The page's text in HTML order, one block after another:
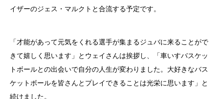
イザーのジェス・マルクトと合流する予定です。
「才能があって元気をくれる選手が集まるジュバに来ることがで
きて嬉しく思います」とウェイさんは挨拶し、「車いすバスケッ
トボールとの出会いで自分の人生が変わりました。大好きなバス
ケットボールを皆さんとプレイできることは光栄に思います」と
続けました。